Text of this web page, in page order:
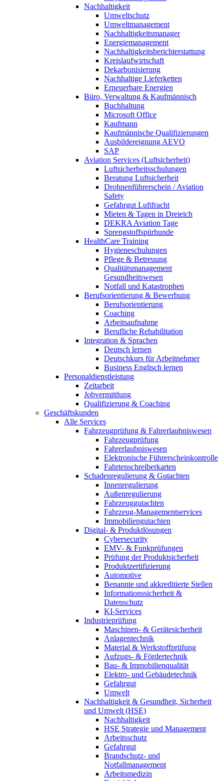
Nachhaltigkeit
Umweltschutz
Umweltmanagement
Nachhaltigkeitsmanager
Energiemanagement
Nachhaltigkeitsberichterstattung
Kreislaufwirtschaft
Dekarbonisierung
Nachhaltige Lieferketten
Erneuerbare Energien
Büro, Verwaltung & Kaufmännisch
Buchhaltung
Microsoft Office
Kaufmann
Kaufmännische Qualifizierungen
Ausbildereignung AEVO
SAP
Aviation Services (Luftsicherheit)
Luftsicherheitsschulungen
Beratung Luftsicherheit
Drohnenführerschein / Aviation
Safety
Gefahrgut Luftfracht
Mieten & Tagen in Dreieich
DEKRA Aviation Tage
Sprengstoffspürhunde
HealthCare Training
Hygieneschulungen
Pflege & Betreuung
Qualitätsmanagement
Gesundheitswesen
Notfall und Katastrophen
Berufsorientierung & Bewerbung
Berufsorientierung
Coaching
Arbeitsaufnahme
Berufliche Rehabilitation
Integration & Sprachen
Deutsch lernen
Deutschkurs für Arbeitnehmer
Business Englisch lernen
Personaldienstleistung
Zeitarbeit
Jobvermittlung
Qualifizierung & Coaching
Geschäftskunden
Alle Services
Fahrzeugprüfung & Fahrerlaubniswesen
Fahrzeugprüfung
Fahrerlaubniswesen
Elektronische Führerscheinkontrolle
Fahrtenschreiberkarten
Schadenregulierung & Gutachten
Innenregulierung
Außenregulierung
Fahrzeuggutachten
Fahrzeug-Managementservices
Immobiliengutachten
Digital- & Produktlösungen
Cybersecurity
EMV- & Funkprüfungen
Prüfung der Produktsicherheit
Produktzertifizierung
Automotive
Benannte und akkreditierte Stellen
Informationssicherheit &
Datenschutz
KI-Services
Industrieprüfung
Maschinen- & Gerätesicherheit
Anlagentechnik
Material & Werkstoffprüfung
Aufzugs- & Fördertechnik
Bau- & Immobilienqualität
Elektro- und Gebäudetechnik
Gefahrgut
Umwelt
Nachhaltigkeit & Gesundheit, Sicherheit
und Umwelt (HSE)
Nachhaltigkeit
HSE Strategie und Management
Arbeitsschutz
Gefahrgut
Brandschutz- und
Notfallmanagement
Arbeitsmedizin